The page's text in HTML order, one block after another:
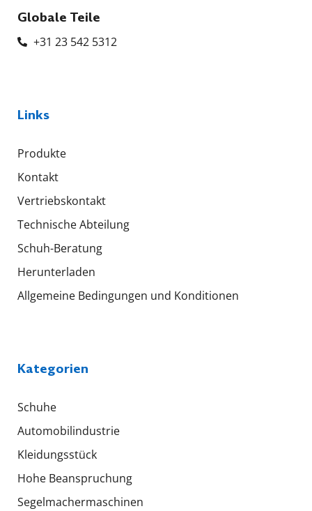
Globale Teile
+31 23 542 5312
Links
Produkte
Kontakt
Vertriebskontakt
Technische Abteilung
Schuh-Beratung
Herunterladen
Allgemeine Bedingungen und Konditionen
Kategorien
Schuhe
Automobilindustrie
Kleidungsstück
Hohe Beanspruchung
Segelmachermaschinen